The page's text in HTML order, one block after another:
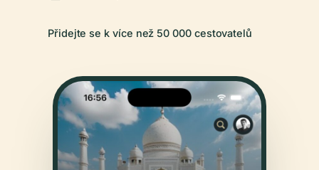
Přidejte se k více než 50 000 cestovatelů